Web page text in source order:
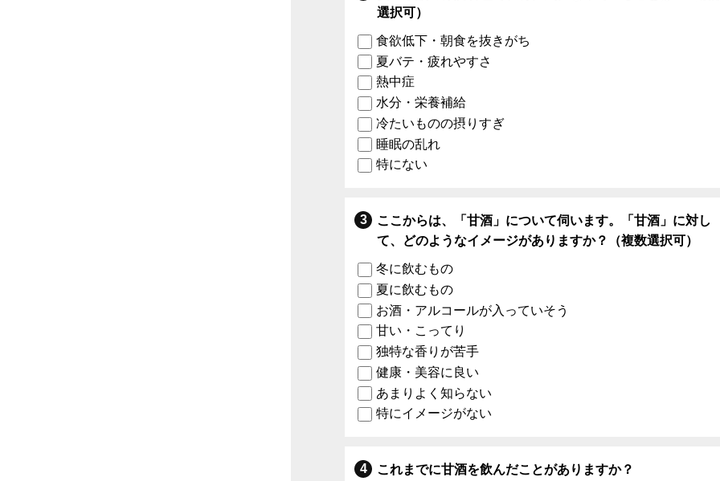
選択可）
食欲低下・朝食を抜きがち
夏バテ・疲れやすさ
熱中症
水分・栄養補給
冷たいものの摂りすぎ
睡眠の乱れ
特にない
ここからは、「甘酒」について伺います。「甘酒」に対し
て、どのようなイメージがありますか？（複数選択可）
冬に飲むもの
夏に飲むもの
お酒・アルコールが入っていそう
甘い・こってり
独特な香りが苦手
健康・美容に良い
あまりよく知らない
特にイメージがない
これまでに甘酒を飲んだことがありますか？